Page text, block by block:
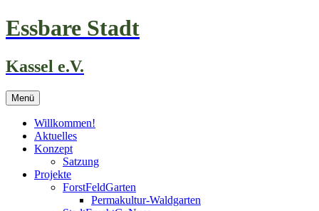
Zum
Inhalt
Essbare Stadt
Kassel e.V.
Menü
Willkommen!
Aktuelles
Konzept
Satzung
Projekte
ForstFeldGarten
Permakultur-Waldgarten